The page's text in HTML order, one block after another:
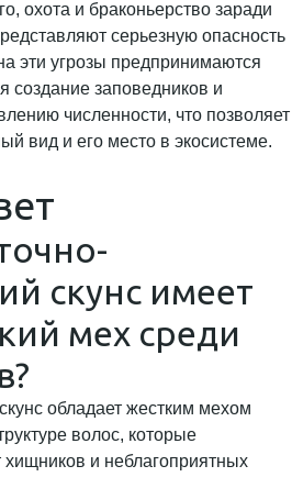
охота и браконьерство заради
серьезную опасность
эти угрозы предпринимаются
создание заповедников и
численности, что позволяет
вид и его место в экосистеме.
скунс имеет
мех среди
обладает жестким мехом
волос, которые
и неблагоприятных